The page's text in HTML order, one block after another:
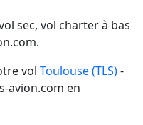
sec, vol charter à bas
vol Toulouse (TLS)-
avion.com en